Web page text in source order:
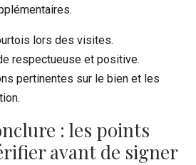
lors des visites.
respectueuse et positive.
pertinentes sur le bien et les
: les points
avant de signer